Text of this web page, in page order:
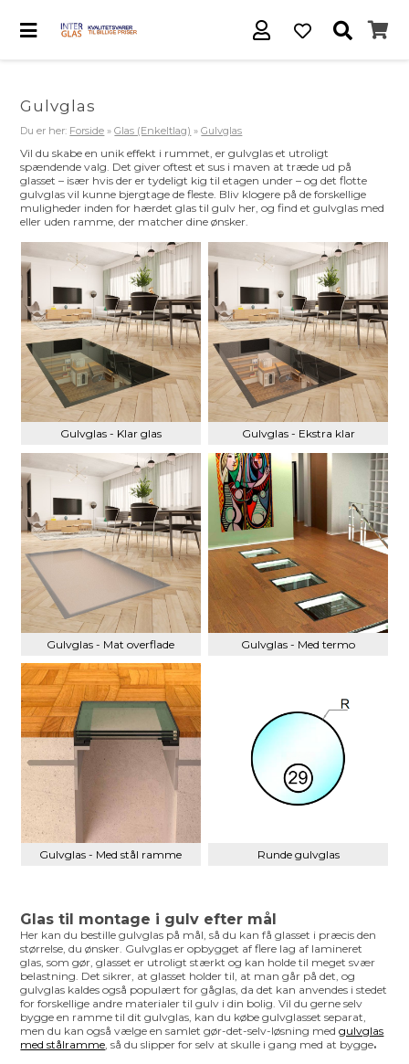
Gulvglas
Du er her: Forside »Glas (Enkeltlag) »Gulvglas
Vil du skabe en unik effekt i rummet, er gulvglas et utroligt
spændende valg. Det giver oftest et sus i maven at træde ud på
glasset – især hvis der er tydeligt kig til etagen under – og det flotte
gulvglas vil kunne bjergtage de fleste. Bliv klogere på de forskellige
muligheder inden for hærdet glas til gulv her, og find et gulvglas med
eller uden ramme, der matcher dine ønsker.
Gulvglas - Klar glas Gulvglas - Ekstra klar
Gulvglas - Mat overflade Gulvglas - Med termo
Gulvglas - Med stål ramme Runde gulvglas
Glas til montage i gulv efter mål
Her kan du bestille gulvglas på mål, så du kan få glasset i præcis den
størrelse, du ønsker. Gulvglas er opbygget af flere lag af lamineret
glas, som gør, glasset er utroligt stærkt og kan holde til meget svær
belastning. Det sikrer, at glasset holder til, at man går på det, og
gulvglas kaldes også populært for gåglas, da det kan anvendes i stedet
for forskellige andre materialer til gulv i din bolig. Vil du gerne selv
bygge en ramme til dit gulvglas, kan du købe gulvglasset separat,
men du kan også vælge en samlet gør-det-selv-løsning medgulvglas
med stålramme, så du slipper for selv at skulle i gang med at bygge.